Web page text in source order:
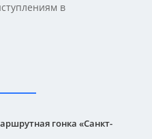
в
гонка «Санкт-